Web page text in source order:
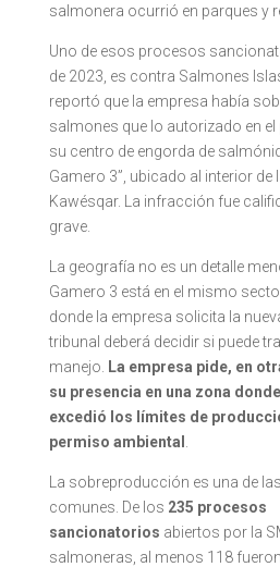
salmonera ocurrió en parques y
Uno de esos procesos
de 2023, es contra Salmones
reportó que la empresa había
salmones que lo autorizado en
su centro de engorda de
Gamero 3”, ubicado al interior de
Kawésqar. La infracción fue
grave.
La geografía no es un detalle
Gamero 3 está en el mismo
donde la empresa solicita la
tribunal deberá decidir si puede
manejo.
La empresa pide, en
su presencia en una zona
excedió los límites de
permiso ambiental
La sobreproducción es una de
comunes. De los 235 procesos
sancionatorios abiertos por la
salmoneras, al menos 118